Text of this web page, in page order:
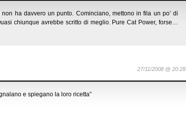
ha davvero un punto. Cominciano, mettono in fila un po’ di
chiunque avrebbe scritto di meglio. Pure Cat Power, forse…
27/11/2008 @ 20:28
e spiegano la loro ricetta”